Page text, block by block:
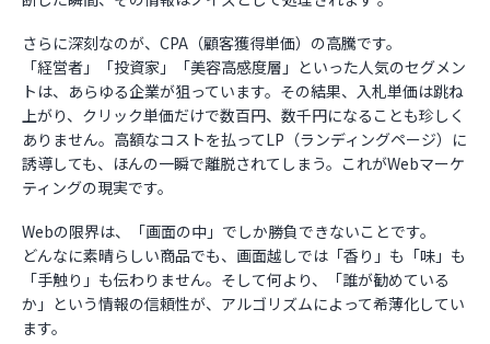
さらに深刻なのが、CPA（顧客獲得単価）の高騰です。
「経営者」「投資家」「美容高感度層」といった人気のセグメン
トは、あらゆる企業が狙っています。その結果、入札単価は跳ね
上がり、クリック単価だけで数百円、数千円になることも珍しく
ありません。高額なコストを払ってLP（ランディングページ）に
誘導しても、ほんの一瞬で離脱されてしまう。これがWebマーケ
ティングの現実です。
Webの限界は、「画面の中」でしか勝負できないことです。
どんなに素晴らしい商品でも、画面越しでは「香り」も「味」も
「手触り」も伝わりません。そして何より、「誰が勧めている
か」という情報の信頼性が、アルゴリズムによって希薄化してい
ます。